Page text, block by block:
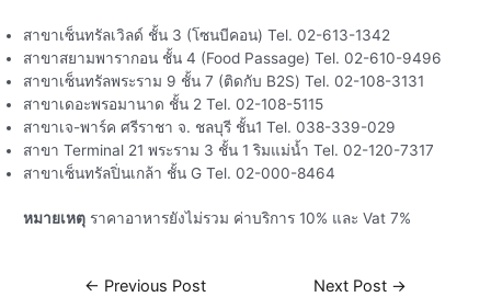
สาขาเซ็นทรัลเวิลด์ ชั้น 3 (โซนบีคอน) Tel. 02-613-1342
สาขาสยามพารากอน ชั้น 4 (Food Passage) Tel. 02-610-9496
สาขาเซ็นทรัลพระราม 9 ชั้น 7 (ติดกับ B2S) Tel. 02-108-3131
สาขาเดอะพรอมานาด ชั้น 2 Tel. 02-108-5115
สาขาเจ-พาร์ค ศรีราชา จ. ชลบุรี ชั้น1 Tel. 038-339-029
สาขา Terminal 21 พระราม 3 ชั้น 1 ริมแม่น้ำ Tel. 02-120-7317
สาขาเซ็นทรัลปิ่นเกล้า ชั้น G Tel. 02-000-8464
หมายเหตุ ราคาอาหารยังไม่รวม ค่าบริการ 10% และ Vat 7%
← Previous Post Next Post →